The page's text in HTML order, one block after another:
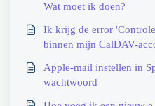
Wat moet ik doen?
Ik krijg de error
binnen mijn CalDAV-
Apple-mail instellen in
wachtwoord